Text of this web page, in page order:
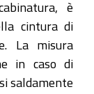
è
cintura di
La misura
in caso di
saldamente